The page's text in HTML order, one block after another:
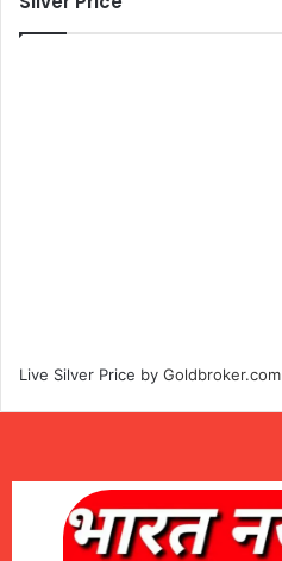
Live Silver Price by Goldbroker.com